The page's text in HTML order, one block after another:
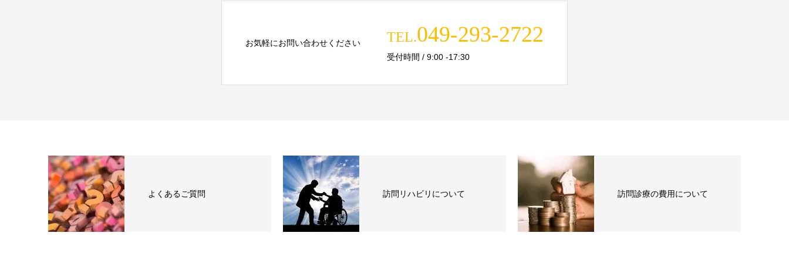
お気軽にお問い合わせください TEL.049-293-2722
受付時間 / 9:00 -17:30
よくあるご質問 訪問リハビリについて 訪問診療の費用について